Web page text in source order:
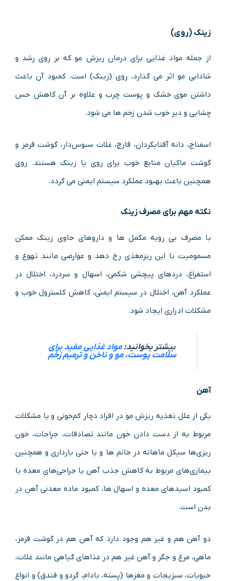
زینک (روی)
از جمله مواد غذایی برای درمان ریزش مو که بر روی رشد و
شادابی مو اثر می گذارد، روی (زینک) است. کمبود آن باعث
داشتن موی خشک و پوست چرب و علاوه بر آن کاهش حس
چشایی و دیر خوب شدن زخم ها می شود.
اسفناج، دانه آفتابگردان، قارچ، غلات سبوس‌دار، گوشت قرمز و
گوشت ماکیان منابع خوب برای روی یا زینک هستند. روی
همچنین باعث بهبود عملکرد سیستم ایمنی می گردد.
نکته مهم برای مصرف زینک
با مصرف بی رویه مکمل ها و داروهای حاوی زینک ممکن
مسمومیت با این ریزمغذی رخ دهد و عوارضی مانند تهوع و
استفراغ، دردهای پیچشی شکمی، اسهال و سردرد، اختلال در
عملکرد آهن، اختلال در سیستم ایمنی، کاهش کلسترول خوب و
مشکلات ادراری ایجاد شود.
بیشتر بخوانید:مواد غذایی مفید برای
سلامت پوست، مو و ناخن و ترمیم زخم
آهن
یکی از علل تغذیه ریزش مو در افراد دچار کم‌خونی و یا مشکلات
مربوط به از دست دادن خون مانند تصادفات، جراحات، خون
ریزی‌ها سیکل ماهانه در خانم ها و یا حتی بارداری و همچنین
بیماری‌های مربوط به کاهش جذب آهن یا جراحی‌های معده یا
کمبود اسیدهای معده و اسهال ها، کمبود ماده معدنی آهن در
بدن است.
دو آهن هم و غیر هم وجود دارد که آهن هم در گوشت قرمز،
ماهی، مرغ و جگر و آهن غیر هم در غذاهای گیاهی مانند غلات،
حبوبات، سبزیجات و مغزها (پسته، بادام، گردو و فندق) و انواع